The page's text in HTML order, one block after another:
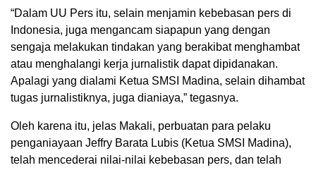
“Dalam UU Pers itu, selain menjamin kebebasan pers di
Indonesia, juga mengancam siapapun yang dengan
sengaja melakukan tindakan yang berakibat menghambat
atau menghalangi kerja jurnalistik dapat dipidanakan.
Apalagi yang dialami Ketua SMSI Madina, selain dihambat
tugas jurnalistiknya, juga dianiaya,” tegasnya.
Oleh karena itu, jelas Makali, perbuatan para pelaku
penganiayaan Jeffry Barata Lubis (Ketua SMSI Madina),
telah mencederai nilai-nilai kebebasan pers, dan telah